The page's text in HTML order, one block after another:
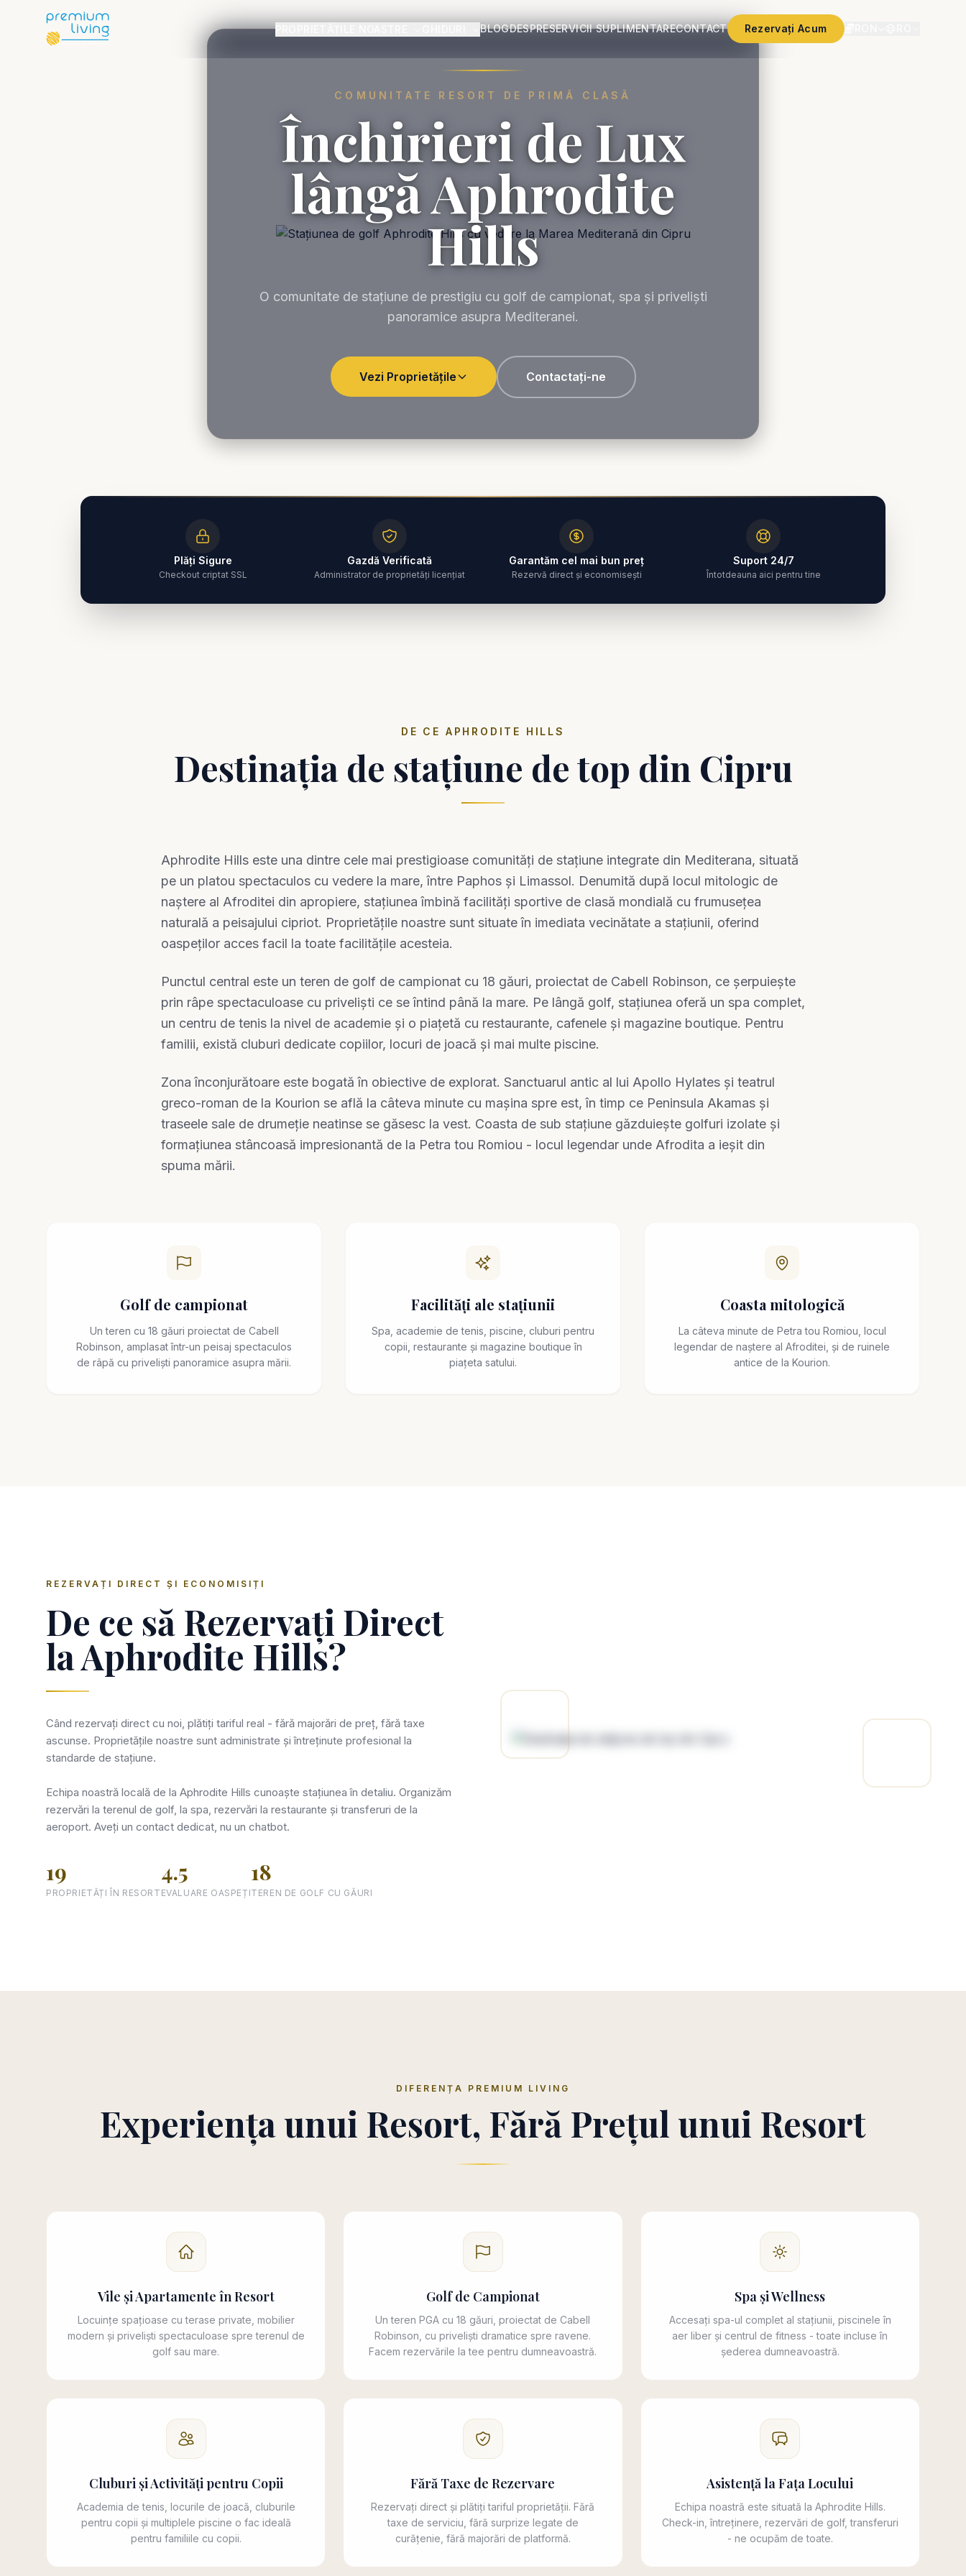
PROPRIETĂȚILE NOASTRE BLOGDESPRESERVICII SUPLIMENTARECONTACT Rezervați Acum
COMUNITATE RESORT DE PRIMĂ CLASĂ
Închirieri de Lux
lângă Aphrodite
Hills
O comunitate de stațiune de prestigiu cu golf de campionat, spa și priveliști
panoramice asupra Mediteranei.
Vezi Proprietățile Contactați-ne
Plăți Sigure
Checkout criptat SSL
Gazdă Verificată
Administrator de proprietăți licențiat
Garantăm cel mai bun preț
Rezervă direct și economisești
Suport 24/7
Întotdeauna aici pentru tine
DE CE APHRODITE HILLS
Destinația de stațiune de top din Cipru
Aphrodite Hills este una dintre cele mai prestigioase comunități de stațiune integrate din Mediterana, situată
pe un platou spectaculos cu vedere la mare, între Paphos și Limassol. Denumită după locul mitologic de
naștere al Afroditei din apropiere, stațiunea îmbină facilități sportive de clasă mondială cu frumusețea
naturală a peisajului cipriot. Proprietățile noastre sunt situate în imediata vecinătate a stațiunii, oferind
oaspeților acces facil la toate facilitățile acesteia.
Punctul central este un teren de golf de campionat cu 18 găuri, proiectat de Cabell Robinson, ce șerpuiește
prin râpe spectaculoase cu priveliști ce se întind până la mare. Pe lângă golf, stațiunea oferă un spa complet,
un centru de tenis la nivel de academie și o piațetă cu restaurante, cafenele și magazine boutique. Pentru
familii, există cluburi dedicate copiilor, locuri de joacă și mai multe piscine.
Zona înconjurătoare este bogată în obiective de explorat. Sanctuarul antic al lui Apollo Hylates și teatrul
greco-roman de la Kourion se află la câteva minute cu mașina spre est, în timp ce Peninsula Akamas și
traseele sale de drumeție neatinse se găsesc la vest. Coasta de sub stațiune găzduiește golfuri izolate și
formațiunea stâncoasă impresionantă de la Petra tou Romiou - locul legendar unde Afrodita a ieșit din
spuma mării.
Golf de campionat
Un teren cu 18 găuri proiectat de Cabell
Robinson, amplasat într-un peisaj spectaculos
de râpă cu priveliști panoramice asupra mării.
Facilități ale stațiunii
Spa, academie de tenis, piscine, cluburi pentru
copii, restaurante și magazine boutique în
piațeta satului.
Coasta mitologică
La câteva minute de Petra tou Romiou, locul
legendar de naștere al Afroditei, și de ruinele
antice de la Kourion.
REZERVAȚI DIRECT ȘI ECONOMISIȚI
De ce să Rezervați Direct
la Aphrodite Hills?
Când rezervați direct cu noi, plătiți tariful real - fără majorări de preț, fără taxe
ascunse. Proprietățile noastre sunt administrate și întreținute profesional la
standarde de stațiune.
Echipa noastră locală de la Aphrodite Hills cunoaște stațiunea în detaliu. Organizăm
rezervări la terenul de golf, la spa, rezervări la restaurante și transferuri de la
aeroport. Aveți un contact dedicat, nu un chatbot.
19
PROPRIETĂȚI ÎN RESORT
4.5
EVALUARE OASPEȚI
18
TEREN DE GOLF CU GĂURI
DIFERENȚA PREMIUM LIVING
Experiența unui Resort, Fără Prețul unui Resort
Vile și Apartamente în Resort
Locuințe spațioase cu terase private, mobilier
modern și priveliști spectaculoase spre terenul de
golf sau mare.
Golf de Campionat
Un teren PGA cu 18 găuri, proiectat de Cabell
Robinson, cu priveliști dramatice spre ravene.
Facem rezervările la tee pentru dumneavoastră.
Spa și Wellness
Accesați spa-ul complet al stațiunii, piscinele în
aer liber și centrul de fitness - toate incluse în
șederea dumneavoastră.
Cluburi și Activități pentru Copii
Academia de tenis, locurile de joacă, cluburile
pentru copii și multiplele piscine o fac ideală
pentru familiile cu copii.
Fără Taxe de Rezervare
Rezervați direct și plătiți tariful proprietății. Fără
taxe de serviciu, fără surprize legate de
curățenie, fără majorări de platformă.
Asistență la Fața Locului
Echipa noastră este situată la Aphrodite Hills.
Check-in, întreținere, rezervări de golf, transferuri
- ne ocupăm de toate.